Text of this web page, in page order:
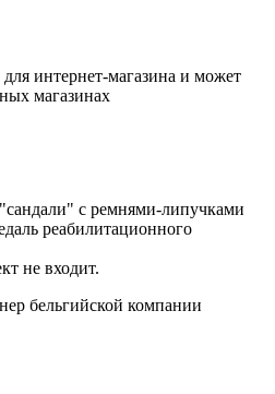
интернет-магазина и может
магазинах
с ремнями-липучками
реабилитационного
не входит.
бельгийской компании